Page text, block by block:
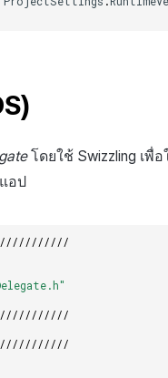
โดยใช้ Swizzling เพื่อ
อป